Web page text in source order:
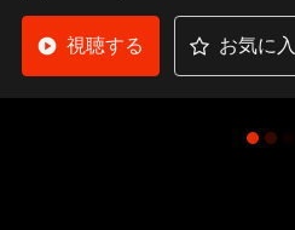
とロシア語で…。
視聴する お気に